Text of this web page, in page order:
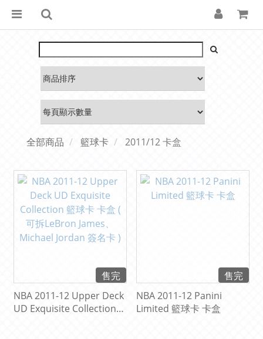
全部商品 籃球卡 2011/12 卡盒
售完
NBA 2011-12 Upper Deck
UD Exquisite Collection
售完
NBA 2011-12 Panini
Limited 籃球卡 卡盒